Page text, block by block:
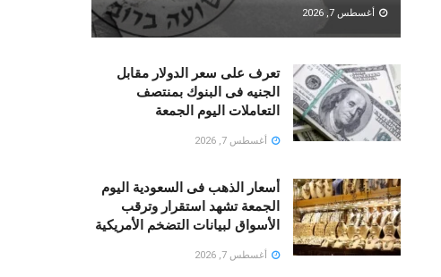
أغسطس 7, 2026
تعرف على سعر الدولار مقابل
الجنيه فى البنوك بمنتصف
التعاملات اليوم الجمعة
أغسطس 7, 2026
أسعار الذهب فى السعودية اليوم
الجمعة تشهد استقرار وترقب
الأسواق لبيانات التضخم الأمريكية
أغسطس 7, 2026